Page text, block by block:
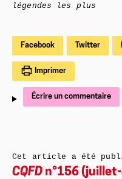
légendes les plus
Facebook Twitter
Imprimer
Écrire un commentaire
Cet article a été
CQFD n°156